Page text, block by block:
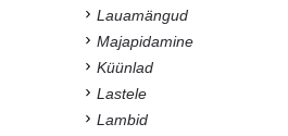
Lauamängud
Majapidamine
Küünlad
Lastele
Lambid